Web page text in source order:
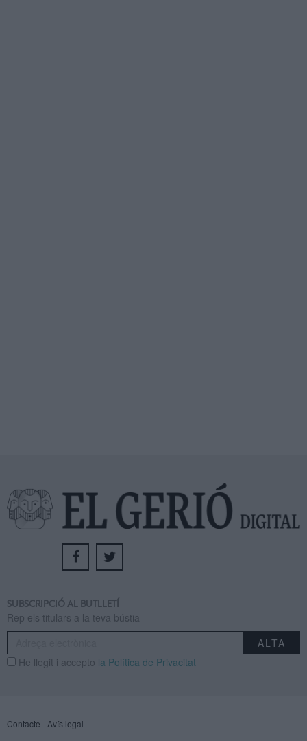
SUBSCRIPCIÓ AL BUTLLETÍ
Rep els titulars a la teva bústia
He llegit i accepto la Política de Privacitat
Contacte Avís legal